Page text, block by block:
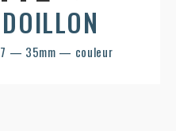
— 35mm — couleur